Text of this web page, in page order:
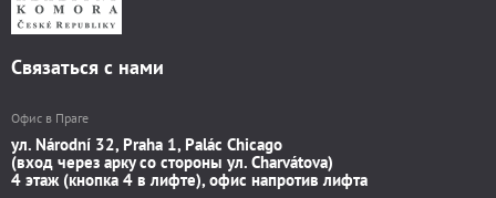
Связаться с нами
Офис в Праге
ул. Národní 32, Praha 1, Palác Chicago
(вход через арку со стороны ул. Charvátova)
4 этаж (кнопка 4 в лифте), офис напротив лифта